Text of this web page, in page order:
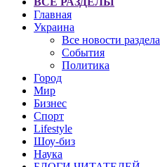
Главная
Украина
Все новости раздела
События
Политика
Город
Мир
Бизнес
Спорт
Lifestyle
Шоу-биз
Наука